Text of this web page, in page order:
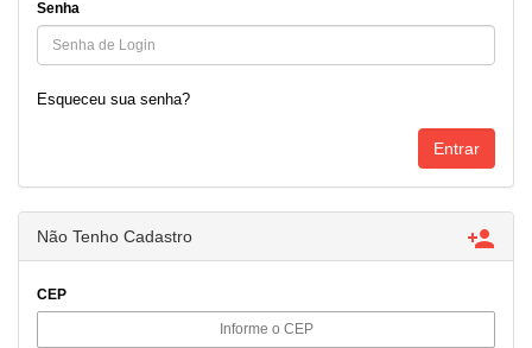
Senha
Esqueceu sua senha?
Não Tenho Cadastro 
CEP